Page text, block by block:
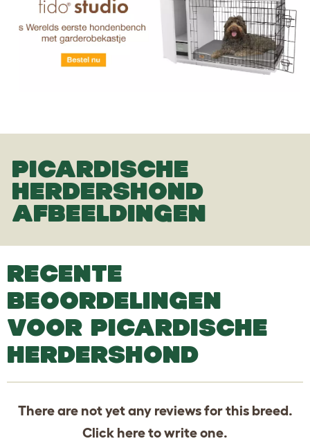
PICARDISCHE
HERDERSHOND
AFBEELDINGEN
RECENTE
BEOORDELINGEN
VOOR PICARDISCHE
HERDERSHOND
There are not yet any reviews for this breed.
Click hereto write one.